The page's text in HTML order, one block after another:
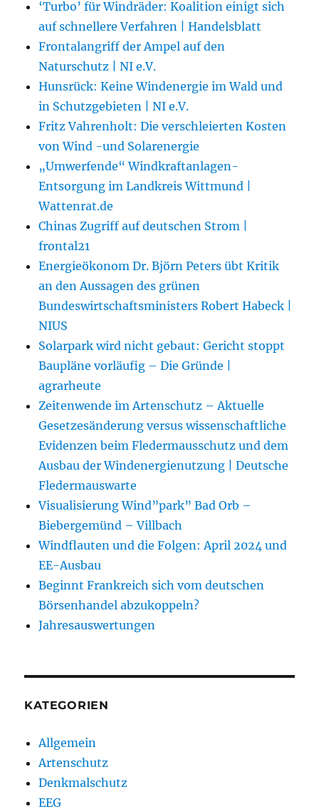
‘Turbo’ für Windräder: Koalition einigt sich
auf schnellere Verfahren | Handelsblatt
Frontalangriff der Ampel auf den
Naturschutz | NI e.V.
Hunsrück: Keine Windenergie im Wald und
in Schutzgebieten | NI e.V.
Fritz Vahrenholt: Die verschleierten Kosten
von Wind -und Solarenergie
„Umwerfende“ Windkraftanlagen-
Entsorgung im Landkreis Wittmund |
Wattenrat.de
Chinas Zugriff auf deutschen Strom |
frontal21
Energieökonom Dr. Björn Peters übt Kritik
an den Aussagen des grünen
Bundeswirtschaftsministers Robert Habeck |
NIUS
Solarpark wird nicht gebaut: Gericht stoppt
Baupläne vorläufig – Die Gründe |
agrarheute
Zeitenwende im Artenschutz – Aktuelle
Gesetzesänderung versus wissenschaftliche
Evidenzen beim Fledermausschutz und dem
Ausbau der Windenergienutzung | Deutsche
Fledermauswarte
Visualisierung Wind”park” Bad Orb –
Biebergemünd – Villbach
Windflauten und die Folgen: April 2024 und
EE-Ausbau
Beginnt Frankreich sich vom deutschen
Börsenhandel abzukoppeln?
Jahresauswertungen
KATEGORIEN
Allgemein
Artenschutz
Denkmalschutz
EEG